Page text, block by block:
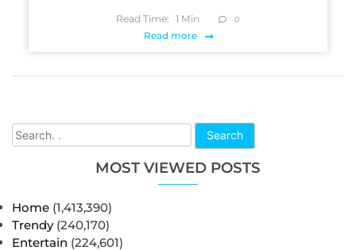
Search
MOST VIEWED POSTS
Home (1,413,390)
Trendy (240,170)
Entertain (224,601)
Read Time: 1 Min 0
Read more